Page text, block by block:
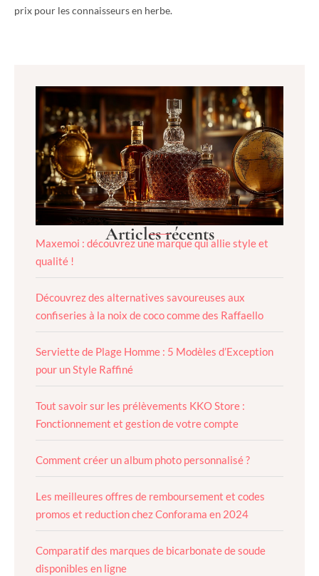
prix pour les connaisseurs en herbe.
Articles récents
Maxemoi : découvrez une marque qui allie style et
qualité !
Découvrez des alternatives savoureuses aux
confiseries à la noix de coco comme des Raffaello
Serviette de Plage Homme : 5 Modèles d’Exception
pour un Style Raffiné
Tout savoir sur les prélèvements KKO Store :
Fonctionnement et gestion de votre compte
Comment créer un album photo personnalisé ?
Les meilleures offres de remboursement et codes
promos et reduction chez Conforama en 2024
Comparatif des marques de bicarbonate de soude
disponibles en ligne